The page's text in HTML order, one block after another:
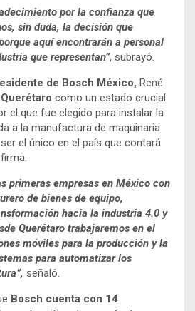
por la confianza que
sin duda, la decisión que
aquí encontrarán a personal
que representan”, subrayó.
de Bosch México, René
Querétaro como un estado crucial
el que fue elegido para instalar la
a la manufactura de maquinaria
el único en el país que contará
primeras empresas en México con
de bienes de equipo,
hacia la industria 4.0 y
Querétaro trabajaremos en el
móviles para la producción y la
para automatizar los
señaló.
Bosch cuenta con 14